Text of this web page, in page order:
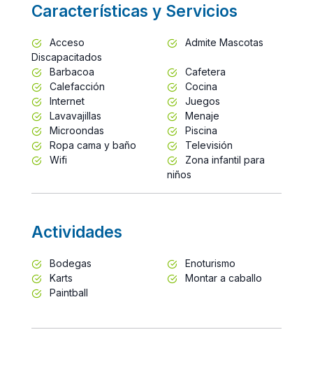
Características y Servicios
Acceso
Discapacitados
Admite Mascotas
Barbacoa
Cafetera
Calefacción
Cocina
Internet
Juegos
Lavavajillas
Menaje
Microondas
Piscina
Ropa cama y baño
Televisión
Wifi
Zona infantil para
niños
Actividades
Bodegas
Enoturismo
Karts
Montar a caballo
Paintball